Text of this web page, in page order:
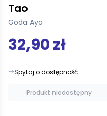
Tao
Goda Aya
32,90 zł
Spytaj o dostępność
Produkt niedostępny